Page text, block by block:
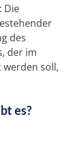
Die
des
der im
soll,
es?